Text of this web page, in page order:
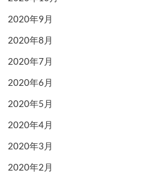
2020年9月
2020年8月
2020年7月
2020年6月
2020年5月
2020年4月
2020年3月
2020年2月